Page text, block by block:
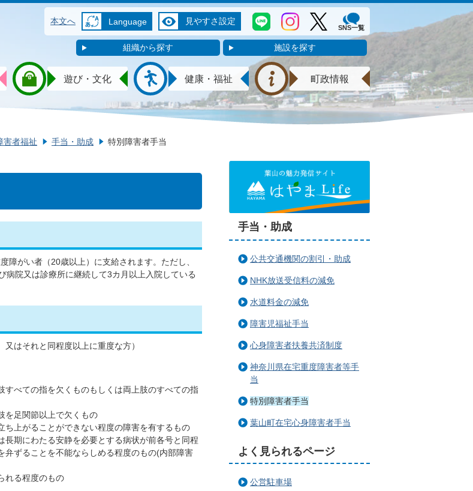
本文へ Language 見やすさ設定
SNS一覧
組織から探す 施設を探す
遊び・文化 健康・福祉 町政情報
害者福祉 手当・助成 特別障害者手当
障がい者（20歳以上）に支給されます。ただし、
院又は診療所に継続して3カ月以上入院している
はそれと同程度以上に重度な方）
べての指を欠くものもしくは両上肢のすべての指
を足関節以上で欠くもの
上がることができない程度の障害を有するもの
期にわたる安静を必要とする病状が前各号と同程
弁ずることを不能ならしめる程度のもの(内部障害
れる程度のもの
手当・助成
公共交通機関の割引・助成
NHK放送受信料の減免
水道料金の減免
障害児福祉手当
心身障害者扶養共済制度
神奈川県在宅重度障害者等手
当
特別障害者手当
葉山町在宅心身障害者手当
よく見られるページ
公営駐車場